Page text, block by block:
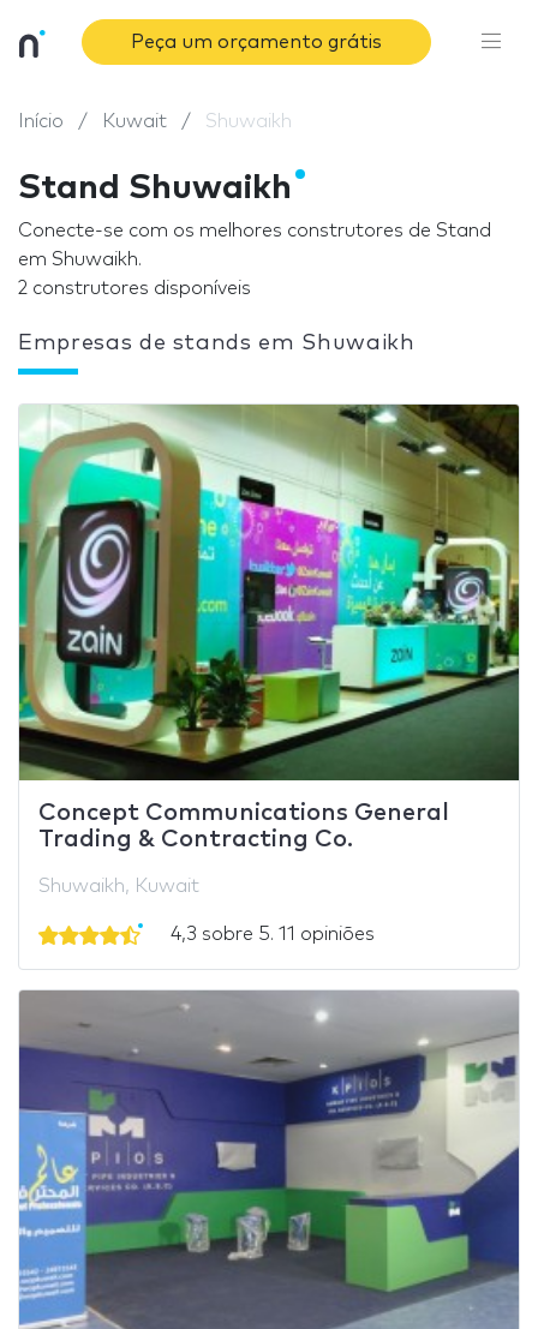
Peça um orçamento grátis
Início Kuwait Shuwaikh
Stand Shuwaikh
Conecte-se com os melhores construtores de Stand
em Shuwaikh.
2 construtores disponíveis
Empresas de stands em Shuwaikh
Concept Communications General
Trading & Contracting Co.
Shuwaikh, Kuwait
4,3 sobre 5. 11 opiniões